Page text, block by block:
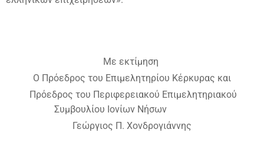
Με εκτίμηση
Ο Πρόεδρος του Επιμελητηρίου Κέρκυρας και
Πρόεδρος του Περιφερειακού Επιμελητηριακού
Συμβουλίου Ιονίων Νήσων
Γεώργιος Π. Χονδρογιάννης